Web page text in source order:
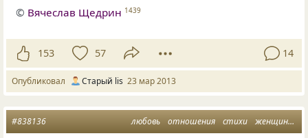
© Вячеслав Щедрин 1439
153 57 14
Опубликовал Старый lis 23 мар 2013
любовь отношения стихи женщины
#838136